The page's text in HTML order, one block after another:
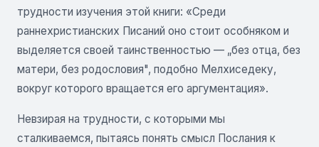
трудности изучения этой книги: «Среди
раннехристианских Писаний оно стоит особняком и
выделяется своей таинственностью — „без отца, без
матери, без родословия", подобно Мелхиседеку,
вокруг которого вращается его аргументация».
Невзирая на трудности, с которыми мы
сталкиваемся, пытаясь понять смысл Послания к